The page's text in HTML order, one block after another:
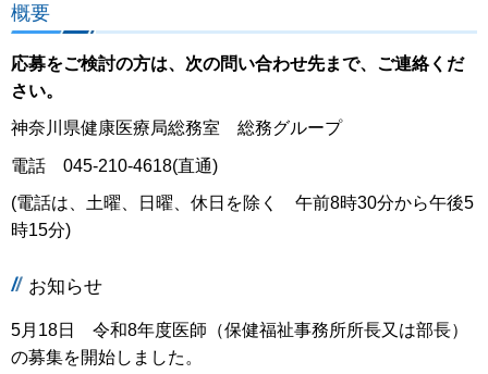
概要
応募をご検討の方は、次の問い合わせ先まで、ご連絡くだ
さい。
神奈川県健康医療局総務室 総務グループ
電話 045-210-4618(直通)
(電話は、土曜、日曜、休日を除く 午前8時30分から午後5
時15分)
お知らせ
5月18日 令和8年度医師（保健福祉事務所所長又は部長）
の募集を開始しました。